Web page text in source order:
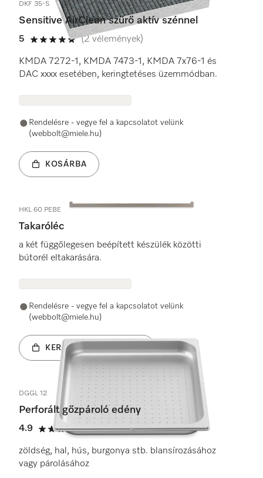
DKF 35-S
Sensitive AirClean szűrő aktív szénnel
5
5 / 5
(2 vélemények)
KMDA 7272-1, KMDA 7473-1, KMDA 7x76-1 és
DAC xxxx esetében, keringtetéses üzemmódban.
Rendelésre - vegye fel a kapcsolatot velünk
(webbolt@miele.hu)
KOSÁRBA
HKL 60 PEBE
Takaróléc
a két függőlegesen beépített készülék közötti
bútorél eltakarására.
Rendelésre - vegye fel a kapcsolatot velünk
(webbolt@miele.hu)
KERESKEDŐ KERESÉSE
DGGL 12
Perforált gőzpároló edény
4.9
4.9 / 5
(26 vélemények)
zöldség, hal, hús, burgonya stb. blansírozásához
vagy párolásához